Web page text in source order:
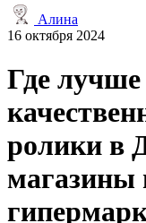
Алина
16 октября 2024
Где
ролики в
магазины